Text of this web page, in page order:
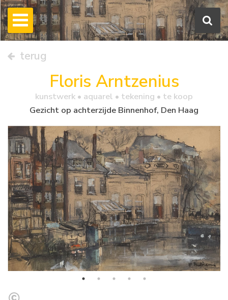
terug
Floris Arntzenius
kunstwerk • aquarel • tekening • te koop
Gezicht op achterzijde Binnenhof, Den Haag